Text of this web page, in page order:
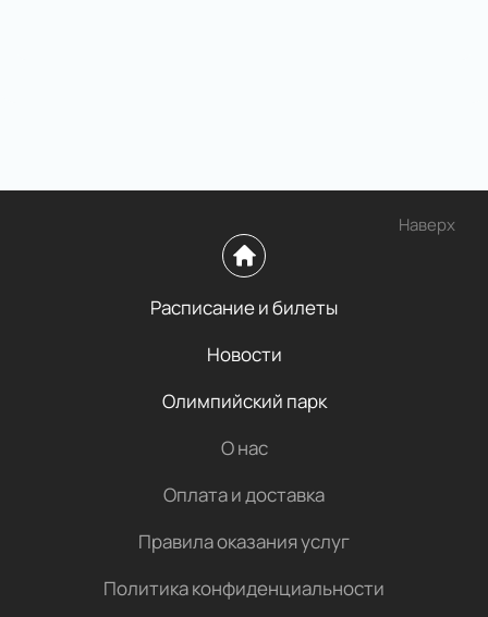
Наверх
Расписание и билеты
Новости
Олимпийский парк
О нас
Оплата и доставка
Правила оказания услуг
Политика конфиденциальности